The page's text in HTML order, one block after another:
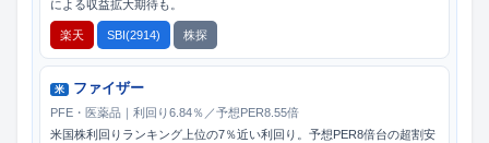
による収益拡大期待も。
楽天 SBI(2914) 株探
米 ファイザー
PFE・医薬品｜利回り6.84％／予想PER8.55倍
米国株利回りランキング上位の7％近い利回り。予想PER8倍台の超割安